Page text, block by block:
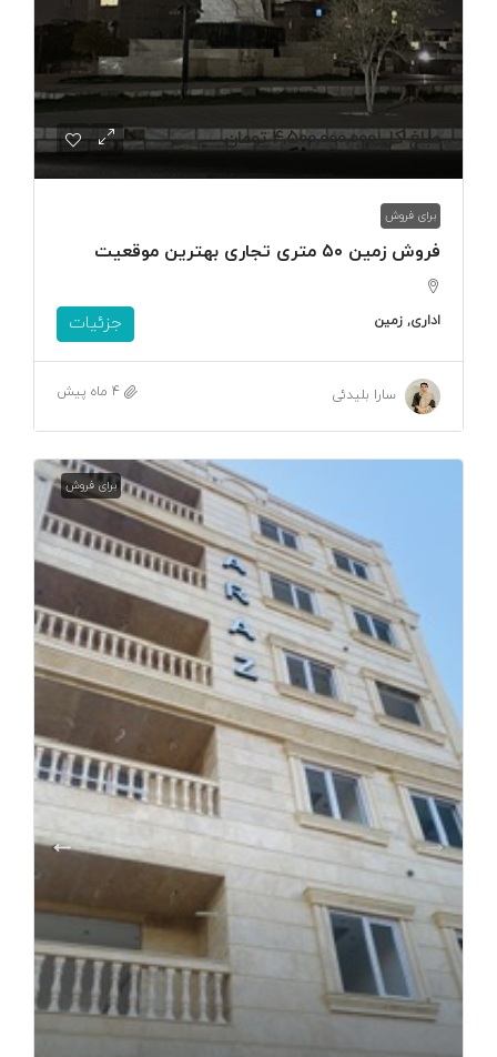
مبلغ کل4,500,000,000 تومان
برای فروش
فروش زمین ۵۰ متری تجاری بهترین موقعیت
اداری, زمین جزئیات
سارا بلیدئی 4 ماه پیش
برای فروش